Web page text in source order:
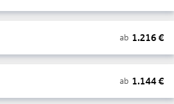
ab 1.216€
ab 1.144€